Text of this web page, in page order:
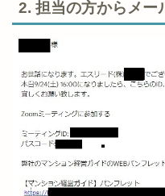
2. 担当の方からメー